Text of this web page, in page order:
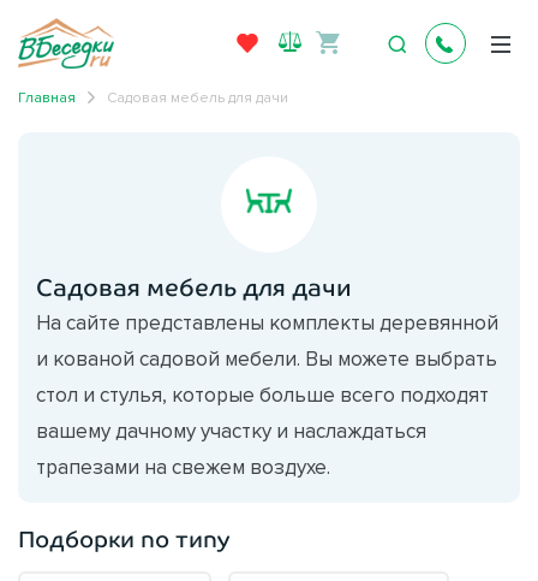
Главная Садовая мебель для дачи
Садовая мебель для дачи
На сайте представлены комплекты деревянной
и кованой садовой мебели. Вы можете выбрать
стол и стулья, которые больше всего подходят
вашему дачному участку и наслаждаться
трапезами на свежем воздухе.
Подборки по типу